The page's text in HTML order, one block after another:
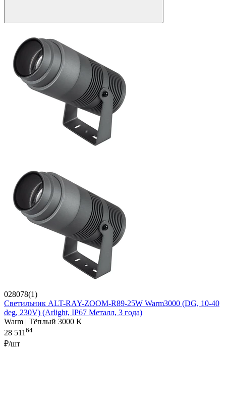
028078(1)
Светильник ALT-RAY-ZOOM-R89-25W Warm3000 (DG, 10-40
deg, 230V) (Arlight, IP67 Металл, 3 года)
Warm | Тёплый 3000 K
28 51164
₽/шт